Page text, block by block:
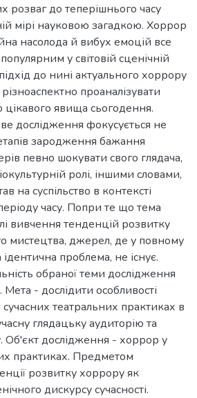
розваг до теперішнього часу
мірі науковою загадкою. Хоррор
насолода й вибух емоцій все
у світовій сценічній
до нині актуального хоррору
проаналізувати
явища сьогодення.
дослідження фокусується не
зародження бажання
певно шокувати свого глядача,
ролі, іншими словами,
на суспільство в контексті
часу. Попри те що тема
вивчення тенденцій розвитку
мистецтва, джерел, де у повному
проблема, не існує.
обраної теми дослідження
Мета - дослідити особливості
театральних практиках в
глядацьку аудиторію та
Об'єкт дослідження - хоррор у
практиках. Предметом
розвитку хоррору як
дискурсу сучасності.